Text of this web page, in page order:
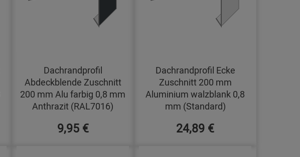
Dachrandprofil
Abdeckblende Zuschnitt
200 mm Alu farbig 0,8 mm
Anthrazit (RAL7016)
9,95 €
Dachrandprofil Ecke
Zuschnitt 200 mm
Aluminium walzblank 0,8
mm (Standard)
24,89 €